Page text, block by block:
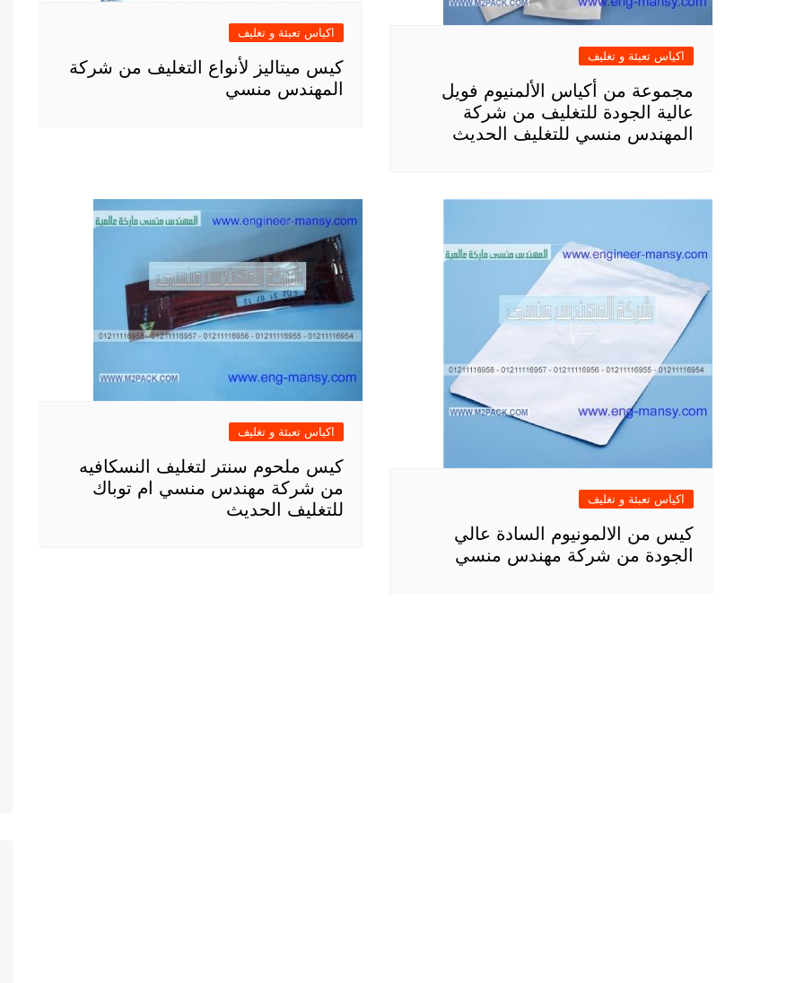
اكياس تعبئة و تغليف
مجموعة من أكياس الألمنيوم فويل
عالية الجودة للتغليف من شركة
المهندس منسي للتغليف الحديث
اكياس تعبئة و تغليف
كيس ميتاليز لأنواع التغليف من شركة
المهندس منسي
اكياس تعبئة و تغليف
كيس من الالمونيوم السادة عالي
الجودة من شركة مهندس منسي
اكياس تعبئة و تغليف
كيس ملحوم سنتر لتغليف النسكافيه
من شركة مهندس منسي ام توباك
للتغليف الحديث